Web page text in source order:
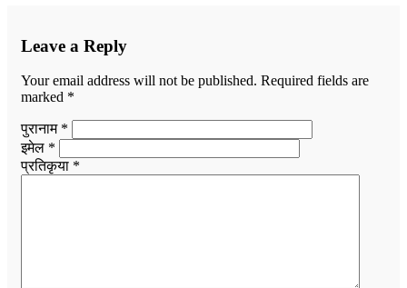
Leave a Reply
Your email address will not be published. Required fields are
marked *
पुरानाम *
इमेल *
प्रतिकृया *